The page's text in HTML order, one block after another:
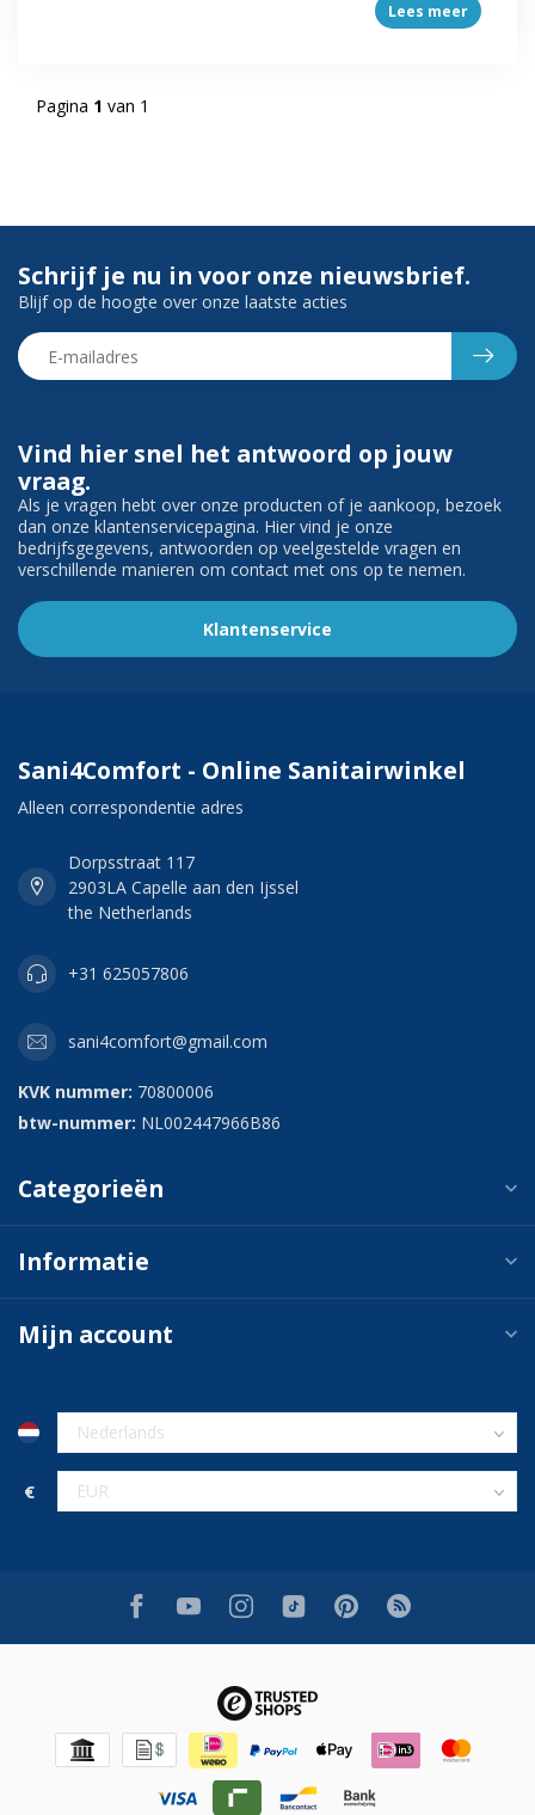
Lees meer
Pagina 1 van 1
Vind hier snel het antwoord op jouw
vraag.
Als je vragen hebt over onze producten of je aankoop, bezoek
dan onze klantenservicepagina. Hier vind je onze
bedrijfsgegevens, antwoorden op veelgestelde vragen en
verschillende manieren om contact met ons op te nemen.
Klantenservice
Schrijf je nu in voor onze nieuwsbrief.
Blijf op de hoogte over onze laatste acties
Sani4Comfort - Online Sanitairwinkel
Alleen correspondentie adres
Dorpsstraat 117
2903LA Capelle aan den Ijssel
the Netherlands
+31 625057806
sani4comfort@gmail.com
KVK nummer: 70800006
btw-nummer: NL002447966B86
Categorieën
Informatie
Mijn account
€